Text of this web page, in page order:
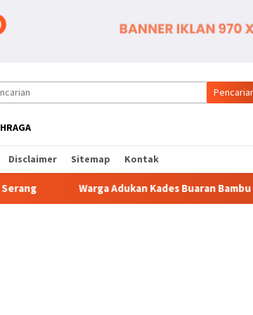
Disclaimer Sitemap Kontak
Kades Buaran Bambu Atas Dugaan